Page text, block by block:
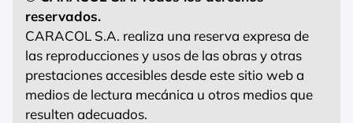
reservados.
CARACOL S.A. realiza una reserva expresa de
las reproducciones y usos de las obras y otras
prestaciones accesibles desde este sitio web a
medios de lectura mecánica u otros medios que
resulten adecuados.